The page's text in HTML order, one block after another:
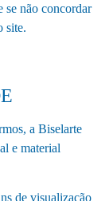
se não concordar
site.
a Biselarte
e material
de visualização